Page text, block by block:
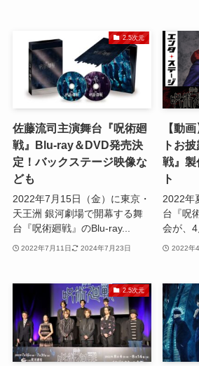
2.5次元
佐藤流司主演舞台『呪術廻
戦』Blu-ray＆DVD発売決
定！バックステージ映像な
ども
2022年7月15日（金）に東京・
天王洲 銀河劇場で開幕する舞
台『呪術廻戦』のBlu-ray...
2022年7月11日 2024年7月23日
【動
トお
戦』製
ト
2022年
台『呪
会が、
2022年
2.5次元